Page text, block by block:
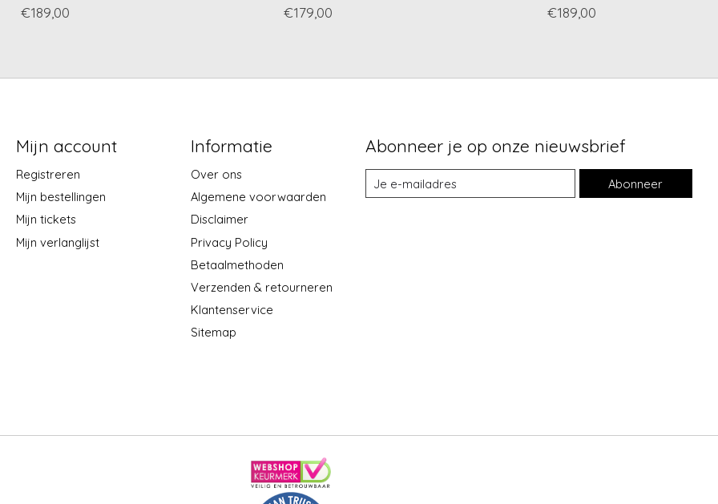
€189,00
€179,00
€189,00
Mijn account
Registreren
Mijn bestellingen
Mijn tickets
Mijn verlanglijst
Informatie
Over ons
Algemene voorwaarden
Disclaimer
Privacy Policy
Betaalmethoden
Verzenden & retourneren
Klantenservice
Sitemap
Abonneer je op onze nieuwsbrief
Abonneer